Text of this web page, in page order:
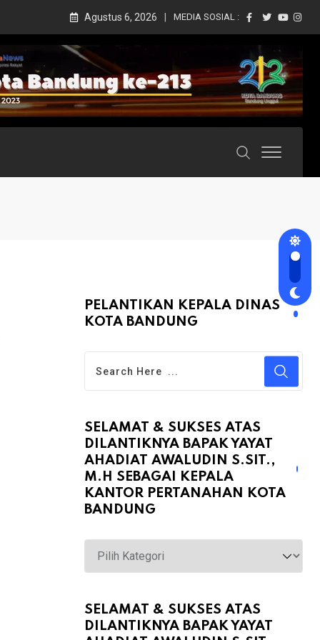
Agustus 6, 2026 MEDIA SOSIAL :
PELANTIKAN KEPALA DINAS
KOTA BANDUNG
SELAMAT & SUKSES ATAS
DILANTIKNYA BAPAK YAYAT
AHADIAT AWALUDIN S.SIT.,
M.H SEBAGAI KEPALA
KANTOR PERTANAHAN KOTA
BANDUNG
Selamat
&
atas
Dilantiknya
SELAMAT & SUKSES ATAS
DILANTIKNYA BAPAK YAYAT